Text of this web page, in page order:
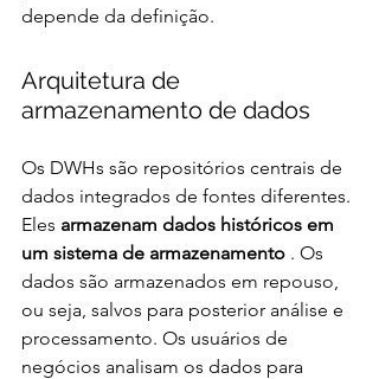
depende da definição.
Arquitetura de
armazenamento de dados
Os DWHs são repositórios centrais de
dados integrados de fontes diferentes.
Eles armazenam dados históricos em
um sistema de armazenamento . Os
dados são armazenados em repouso,
ou seja, salvos para posterior análise e
processamento. Os usuários de
negócios analisam os dados para